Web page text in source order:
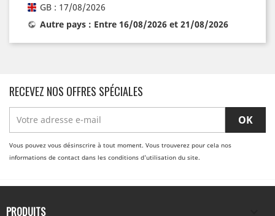
GB : 17/08/2026
Autre pays : Entre 16/08/2026 et 21/08/2026
RECEVEZ NOS OFFRES SPÉCIALES
Vous pouvez vous désinscrire à tout moment. Vous trouverez pour cela nos
informations de contact dans les conditions d'utilisation du site.
PRODUITS